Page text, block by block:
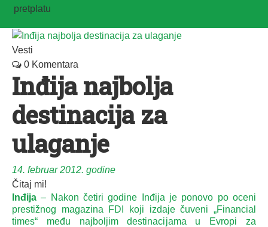
Vesti
0 Komentara
Inđija najbolja
destinacija za
ulaganje
14. februar 2012. godine
Čitaj mi!
Inđija– Nakon četiri godine Inđija je ponovo po oceni
prestižnog magazina FDI koji izdaje čuveni „Financial
times“ među najboljim destinacijama u Evropi za